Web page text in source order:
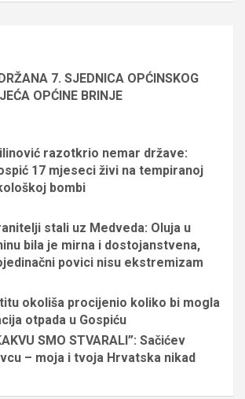
7. SJEDNICA OPĆINSKOG
OPĆINE BRINJE
razotkrio nemar države:
17 mjeseci živi na tempiranoj
bombi
stali uz Medveda: Oluja u
bila je mirna i dostojanstvena,
povici nisu ekstremizam
okoliša procijenio koliko bi mogla
otpada u Gospiću
SMO STVARALI”: Sačićev
– moja i tvoja Hrvatska nikad